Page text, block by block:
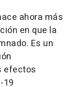
ahora más
en que la
Es un
efectos
19